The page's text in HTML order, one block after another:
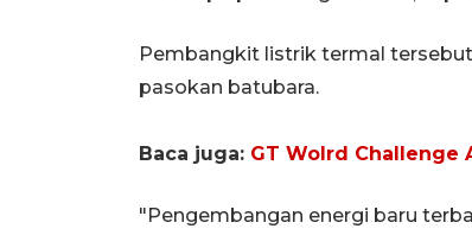
Pembangkit listrik termal
pasokan batubara.
Baca juga: GT Wolrd Challenge
"Pengembangan energi baru